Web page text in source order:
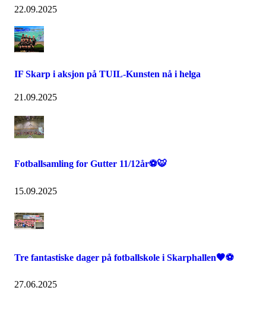
22.09.2025
IF Skarp i aksjon på TUIL-Kunsten nå i helga
21.09.2025
Fotballsamling for Gutter 11/12år⚽🐯
15.09.2025
Tre fantastiske dager på fotballskole i Skarphallen🖤⚽️
27.06.2025